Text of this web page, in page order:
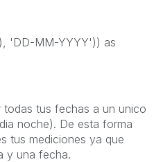
'DD-MM-YYYY')) as
tus fechas a un unico
noche). De esta forma
tus mediciones ya que
y una fecha.